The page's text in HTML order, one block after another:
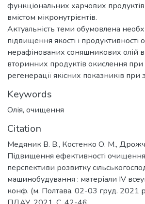
функціональних харчових
вмістом мікронутрієнтів.
Актуальність теми обумовлена
підвищення якості і
нерафінованих соняшникових олій
вторинних продуктів окислення при
регенерації якісних показників при
Keywords
Олія, очищення
Citation
Медяник В. В., Костенко О. М.,
Підвищення ефективності очищення
перспективи розвитку
машинобудування : матеріали ІV
конф. (м. Полтава, 02-03 груд. 2021